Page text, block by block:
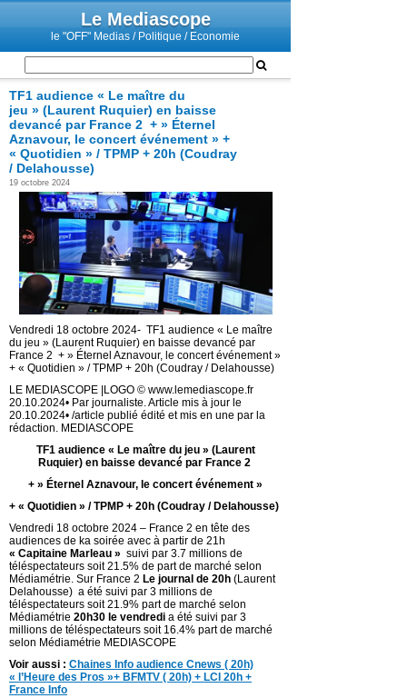
Le Mediascope
le "OFF" Medias / Politique / Economie
TF1 audience « Le maître du
jeu » (Laurent Ruquier) en baisse
devancé par France 2 + » Éternel
Aznavour, le concert événement » +
« Quotidien » / TPMP + 20h (Coudray
/ Delahousse)
19 octobre 2024
Vendredi 18 octobre 2024- TF1 audience « Le maître
du jeu » (Laurent Ruquier) en baisse devancé par
France 2 + » Éternel Aznavour, le concert événement »
+ « Quotidien » / TPMP + 20h (Coudray / Delahousse)
LE MEDIASCOPE |LOGO © www.lemediascope.fr
20.10.2024• Par journaliste. Article mis à jour le
20.10.2024• /article publié édité et mis en une par la
rédaction. MEDIASCOPE
TF1 audience « Le maître du jeu » (Laurent
Ruquier) en baisse devancé par France 2
+ » Éternel Aznavour, le concert événement »
+ « Quotidien » / TPMP + 20h (Coudray / Delahousse)
Vendredi 18 octobre 2024 – France 2 en tête des
audiences de ka soirée avec à partir de 21h
« Capitaine Marleau » suivi par 3.7 millions de
téléspectateurs soit 21.5% de part de marché selon
Médiamétrie. Sur France 2 Le journal de 20h (Laurent
Delahousse) a été suivi par 3 millions de
téléspectateurs soit 21.9% part de marché selon
Médiamétrie 20h30 le vendredi a été suivi par 3
millions de téléspectateurs soit 16.4% part de marché
selon Médiamétrie MEDIASCOPE
Voir aussi : Chaines Info audience Cnews ( 20h)
« l’Heure des Pros »+ BFMTV ( 20h) + LCI 20h +
France Info